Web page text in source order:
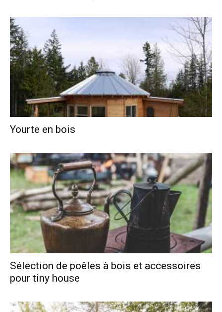
Yourte en bois
Sélection de poêles à bois et accessoires
pour tiny house